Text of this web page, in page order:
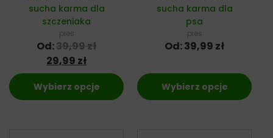
sucha karma dla
szczeniaka
pies
Od:39,99zł
29,99 zł
Wybierz opcje
sucha karma dla
psa
pies
Od:39,99 zł
Wybierz opcje